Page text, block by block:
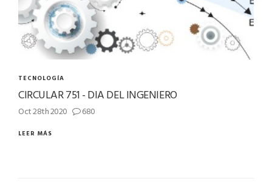
TECNOLOGÍA
CIRCULAR 751 - DIA DEL INGENIERO
Oct 28th 2020 680
LEER MÁS